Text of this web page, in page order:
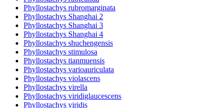
Phyllostachys rubromarginata
Phyllostachys Shanghai 2
Phyllostachys Shanghai 3
Phyllostachys Shanghai 4
Phyllostachys shuchengensis
Phyllostachys stimulosa
Phyllostachys tianmuensis
Phyllostachys varioauriculata
Phyllostachys violascens
Phyllostachys virella
Phyllostachys viridiglaucescens
Phyllostachys viridis